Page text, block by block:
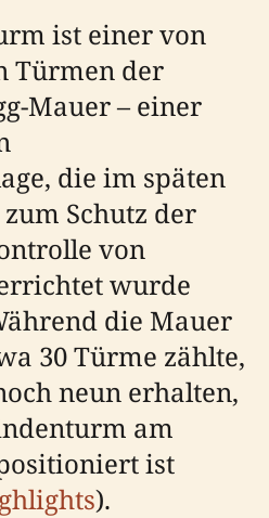
ist einer von
Türmen der
Mauer – einer
die im späten
Schutz der
von
wurde
die Mauer
30 Türme zählte,
neun erhalten,
am
ist
).